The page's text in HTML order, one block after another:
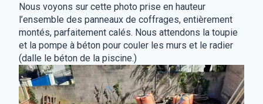
Nous voyons sur cette photo prise en hauteur
l’ensemble des panneaux de coffrages, entièrement
montés, parfaitement calés. Nous attendons la toupie
et la pompe à béton pour couler les murs et le radier
(dalle le béton de la piscine.)